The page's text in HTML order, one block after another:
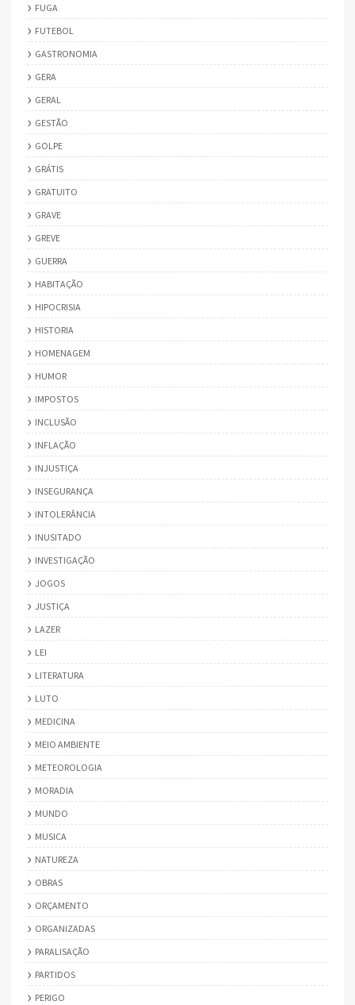
FUGA
FUTEBOL
GASTRONOMIA
GERA
GERAL
GESTÃO
GOLPE
GRÁTIS
GRATUITO
GRAVE
GREVE
GUERRA
HABITAÇÃO
HIPOCRISIA
HISTORIA
HOMENAGEM
HUMOR
IMPOSTOS
INCLUSÃO
INFLAÇÃO
INJUSTIÇA
INSEGURANÇA
INTOLERÂNCIA
INUSITADO
INVESTIGAÇÃO
JOGOS
JUSTIÇA
LAZER
LEI
LITERATURA
LUTO
MEDICINA
MEIO AMBIENTE
METEOROLOGIA
MORADIA
MUNDO
MUSICA
NATUREZA
OBRAS
ORÇAMENTO
ORGANIZADAS
PARALISAÇÃO
PARTIDOS
PERIGO